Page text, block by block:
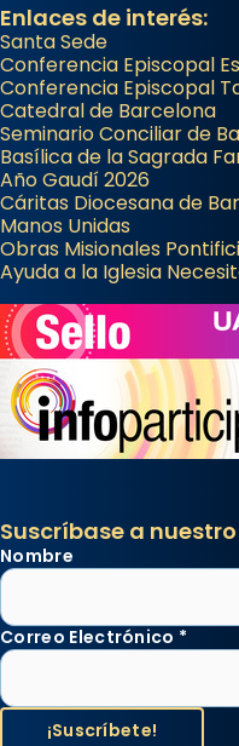
Enlaces de interés:
Santa Sede
Conferencia Episcopal
Conferencia Episcopal
Catedral de Barcelona
Seminario Conciliar de
Basílica de la Sagrada
Año Gaudí 2026
Cáritas Diocesana de
Manos Unidas
Obras Misionales
Ayuda a la Iglesia
Suscríbase a
Nombre
Correo Electrónico *